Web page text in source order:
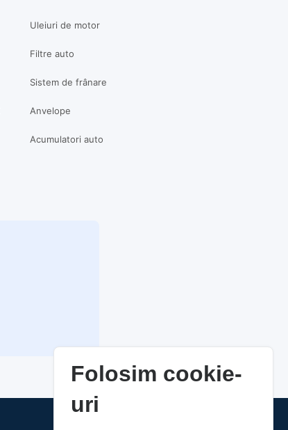
Uleiuri de motor
Filtre auto
Sistem de frânare
Anvelope
Acumulatori auto
Folosim cookie-
uri